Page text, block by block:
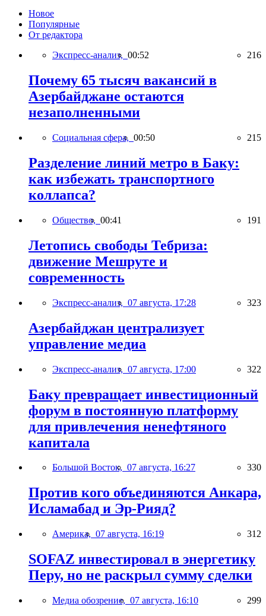
Новое
Популярные
От редактора
Экспресс-анализ, 00:52 216
Почему 65 тысяч вакансий в
Азербайджане остаются
незаполненными
Социальная сфера, 00:50 215
Разделение линий метро в Баку:
как избежать транспортного
коллапса?
Общество, 00:41 191
Летопись свободы Тебриза:
движение Мешруте и
современность
Экспресс-анализ, 07 августа, 17:28 323
Азербайджан централизует
управление медиа
Экспресс-анализ, 07 августа, 17:00 322
Баку превращает инвестиционный
форум в постоянную платформу
для привлечения ненефтяного
капитала
Большой Восток, 07 августа, 16:27 330
Против кого объединяются Анкара,
Исламабад и Эр-Рияд?
Америка, 07 августа, 16:19 312
SOFAZ инвестировал в энергетику
Перу, но не раскрыл сумму сделки
Медиа обозрение, 07 августа, 16:10 299